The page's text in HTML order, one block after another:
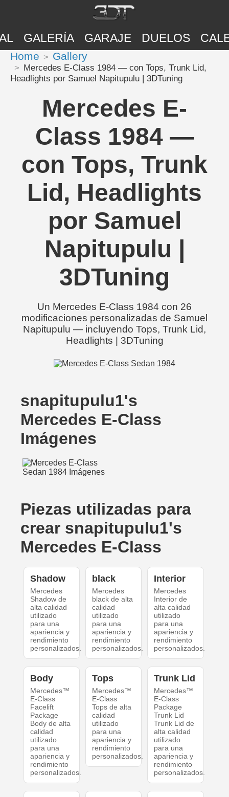
GALERÍA GARAJE DUELOS
Home Gallery
Mercedes E-Class 1984 — con Tops, Trunk Lid,
Headlights por Samuel Napitupulu | 3DTuning
Mercedes E-
Class 1984 —
con Tops, Trunk
Lid, Headlights
por Samuel
Napitupulu |
3DTuning
Un Mercedes E-Class 1984 con 26
modificaciones personalizadas de Samuel
Napitupulu — incluyendo Tops, Trunk Lid,
Headlights | 3DTuning
snapitupulu1's
Mercedes E-Class
Imágenes
Piezas utilizadas para
crear snapitupulu1's
Mercedes E-Class
Shadow
Mercedes
Shadow de
alta calidad
utilizado
para una
apariencia y
rendimiento
personalizados.
black
Mercedes
black de alta
calidad
utilizado
para una
apariencia y
rendimiento
personalizados.
Interior
Mercedes
Interior de
alta calidad
utilizado
para una
apariencia y
rendimiento
personalizados.
Body
Mercedes™
E-Class
Facelift
Package
Body de alta
calidad
utilizado
para una
apariencia y
rendimiento
personalizados.
Tops
Mercedes™
E-Class
Tops de alta
calidad
utilizado
para una
apariencia y
rendimiento
personalizados.
Trunk Lid
Mercedes™
E-Class
Package
Trunk Lid
Trunk Lid de
alta calidad
utilizado
para una
apariencia y
rendimiento
personalizados.